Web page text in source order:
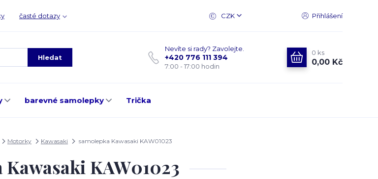
časté dotazy CZK Přihlášení
Hledat
Nevíte si rady? Zavolejte.
+420 776 111 394
7:00 - 17:00 hodin
0 ks
0,00 Kč
barevné samolepky Trička
Motorky Kawasaki samolepka Kawasaki KAW01023
Kawasaki KAW01023